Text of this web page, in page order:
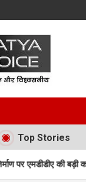
Top Stories
दो स्थानों पर